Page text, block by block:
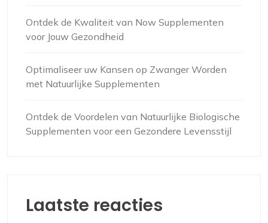
Ontdek de Kwaliteit van Now Supplementen
voor Jouw Gezondheid
Optimaliseer uw Kansen op Zwanger Worden
met Natuurlijke Supplementen
Ontdek de Voordelen van Natuurlijke Biologische
Supplementen voor een Gezondere Levensstijl
Laatste reacties